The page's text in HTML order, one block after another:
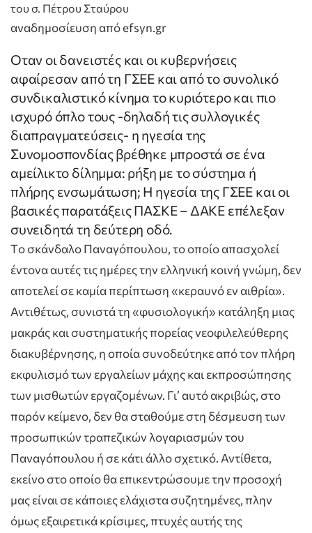
του σ. Πέτρου Σταύρου
αναδημοσίευση από efsyn.gr
Οταν οι δανειστές και οι κυβερνήσεις
αφαίρεσαν από τη ΓΣΕΕ και από το συνολικό
συνδικαλιστικό κίνημα το κυριότερο και πιο
ισχυρό όπλο τους -δηλαδή τις συλλογικές
διαπραγματεύσεις- η ηγεσία της
Συνομοσπονδίας βρέθηκε μπροστά σε ένα
αμείλικτο δίλημμα: ρήξη με το σύστημα ή
πλήρης ενσωμάτωση; Η ηγεσία της ΓΣΕΕ και οι
βασικές παρατάξεις ΠΑΣΚΕ – ΔΑΚΕ επέλεξαν
συνειδητά τη δεύτερη οδό.
Tο σκάνδαλο Παναγόπουλου, το οποίο απασχολεί
έντονα αυτές τις ημέρες την ελληνική κοινή γνώμη, δεν
αποτελεί σε καμία περίπτωση «κεραυνό εν αιθρία».
Αντιθέτως, συνιστά τη «φυσιολογική» κατάληξη μιας
μακράς και συστηματικής πορείας νεοφιλελεύθερης
διακυβέρνησης, η οποία συνοδεύτηκε από τον πλήρη
εκφυλισμό των εργαλείων μάχης και εκπροσώπησης
των μισθωτών εργαζομένων. Γι’ αυτό ακριβώς, στο
παρόν κείμενο, δεν θα σταθούμε στη δέσμευση των
προσωπικών τραπεζικών λογαριασμών του
Παναγόπουλου ή σε κάτι άλλο σχετικό. Αντίθετα,
εκείνο στο οποίο θα επικεντρώσουμε την προσοχή
μας είναι σε κάποιες ελάχιστα συζητημένες, πλην
όμως εξαιρετικά κρίσιμες, πτυχές αυτής της